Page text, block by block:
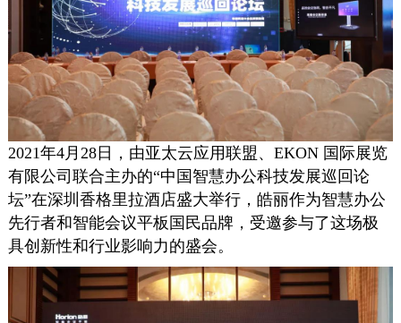
2021年4月28日，由亚太云应用联盟、EKON 国际展览
有限公司联合主办的“中国智慧办公科技发展巡回论
坛”在深圳香格里拉酒店盛大举行，皓丽作为智慧办公
先行者和智能会议平板国民品牌，受邀参与了这场极
具创新性和行业影响力的盛会。